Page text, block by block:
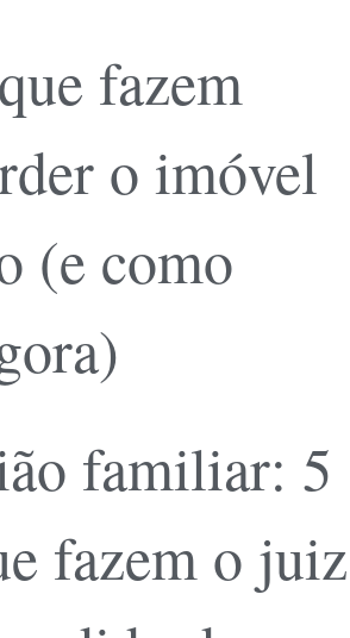
fazem
o imóvel
(e como
familiar: 5
fazem o juiz